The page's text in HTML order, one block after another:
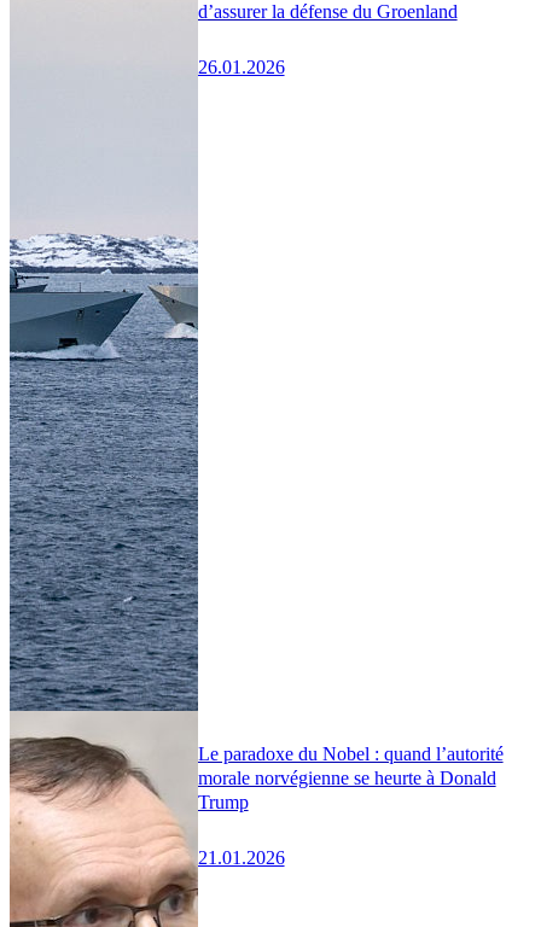
d’assurer la défense du Groenland
26.01.2026
Le paradoxe du Nobel : quand l’autorité
morale norvégienne se heurte à Donald
Trump
21.01.2026